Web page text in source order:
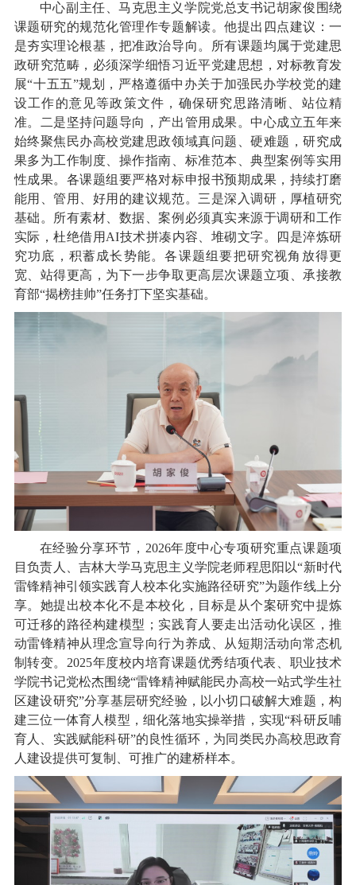
中心副主任、马克思主义学院党总支书记胡家俊围绕
课题研究的规范化管理作专题解读。他提出四点建议：一
是夯实理论根基，把准政治导向。所有课题均属于党建思
政研究范畴，必须深学细悟习近平党建思想，对标教育发
展“十五五”规划，严格遵循中办关于加强民办学校党的建
设工作的意见等政策文件，确保研究思路清晰、站位精
准。二是坚持问题导向，产出管用成果。中心成立五年来
始终聚焦民办高校党建思政领域真问题、硬难题，研究成
果多为工作制度、操作指南、标准范本、典型案例等实用
性成果。各课题组要严格对标申报书预期成果，持续打磨
能用、管用、好用的建议规范。三是深入调研，厚植研究
基础。所有素材、数据、案例必须真实来源于调研和工作
实际，杜绝借用AI技术拼凑内容、堆砌文字。四是淬炼研
究功底，积蓄成长势能。各课题组要把研究视角放得更
宽、站得更高，为下一步争取更高层次课题立项、承接教
育部“揭榜挂帅”任务打下坚实基础。
在经验分享环节，2026年度中心专项研究重点课题项
目负责人、吉林大学马克思主义学院老师程思阳以“新时代
雷锋精神引领实践育人校本化实施路径研究”为题作线上分
享。她提出校本化不是本校化，目标是从个案研究中提炼
可迁移的路径构建模型；实践育人要走出活动化误区，推
动雷锋精神从理念宣导向行为养成、从短期活动向常态机
制转变。2025年度校内培育课题优秀结项代表、职业技术
学院书记党松杰围绕“雷锋精神赋能民办高校一站式学生社
区建设研究”分享基层研究经验，以小切口破解大难题，构
建三位一体育人模型，细化落地实操举措，实现“科研反哺
育人、实践赋能科研”的良性循环，为同类民办高校思政育
人建设提供可复制、可推广的建桥样本。